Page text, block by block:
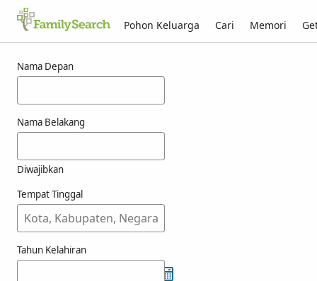
Pohon Keluarga Cari Memori
Nama Depan
Nama Belakang
Diwajibkan
Tempat Tinggal
Tahun Kelahiran